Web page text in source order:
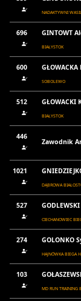
NADAKTYWNI
696 GINTOWT
BIAŁYSTOK
600 GŁOWACKA
SOBOLEWO
512 GŁOWACKI
BIAŁYSTOK
446
Zawodnik
1021
DĄBROWA
527
CIECHANOWIEC
274 GOLONKO
HAJNÓWKA BIEGA
103
MD RUN TRAINING